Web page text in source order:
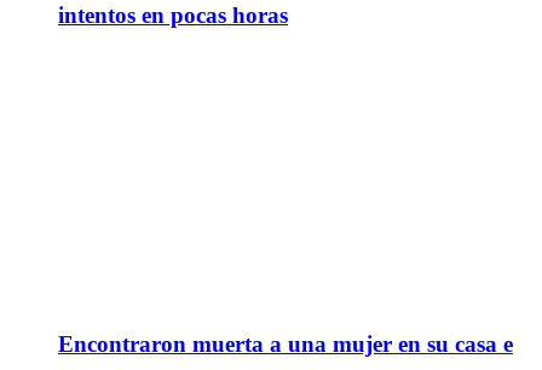
intentos en pocas horas
Encontraron muerta a una mujer en su casa e